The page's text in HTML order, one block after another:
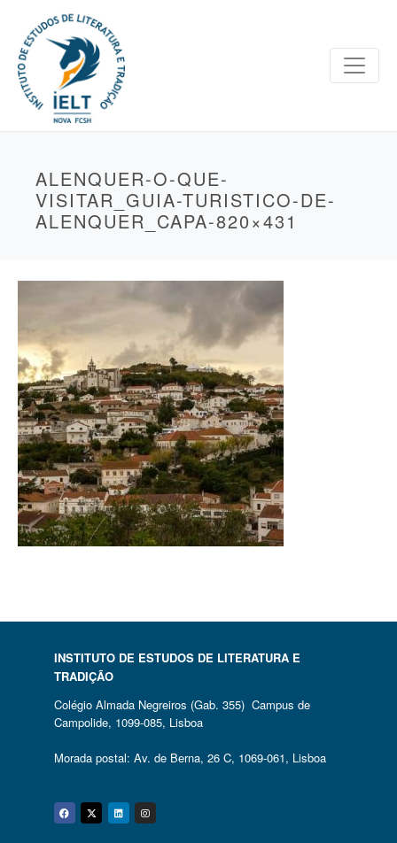
ALENQUER-O-QUE-
VISITAR_GUIA-TURISTICO-DE-
ALENQUER_CAPA-820×431
INSTITUTO DE ESTUDOS DE LITERATURA E
TRADIÇÃO
Colégio Almada Negreiros (Gab. 355) Campus de
Campolide, 1099-085, Lisboa
Morada postal: Av. de Berna, 26 C, 1069-061, Lisboa
Facebook
Twitter
Linkedin
Instagram